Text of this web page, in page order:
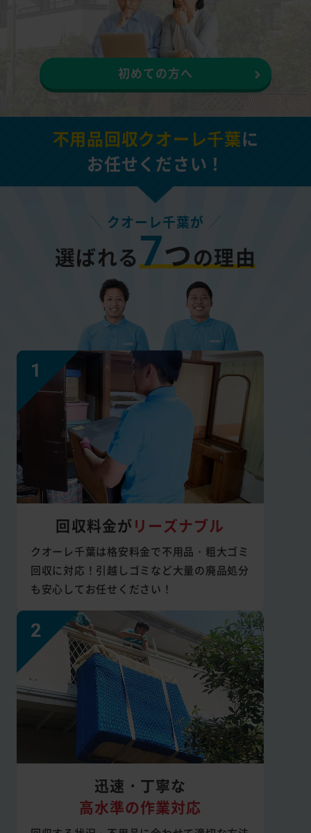
初めての方へ
不用品回収クオーレ千葉に
お任せください！
クオーレ千葉が
選ばれる7つの理由
回収料金が リーズナブル
クオーレ千葉は格安料金で不用品・粗大ゴミ
回収に対応！引越しゴミなど大量の廃品処分
も安心してお任せください！
迅速・丁寧な
高水準の作業対応